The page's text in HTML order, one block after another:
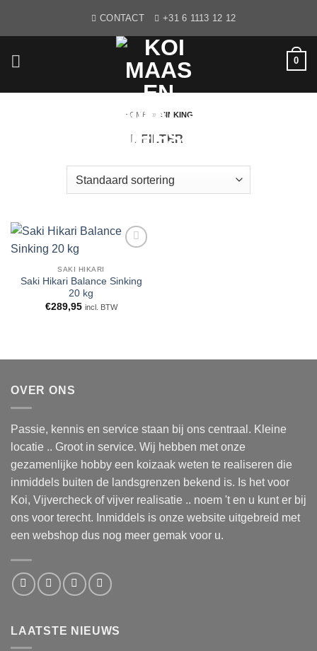
CONTACT +31 6 1113 12 12
0
HOME » SINKING
FILTER
SAKI HIKARI
Saki Hikari Balance Sinking
20 kg
€289,95 incl. BTW
OVER ONS
Passie, kennis en service staan bij ons centraal. Kleine
locatie .. Groot in service. Wij hebben met onze
gezamenlijke hobby een koizaak weten te realiseren die
inmiddels buiten de landsgrenzen bekend is. Is het voor
Koi, Vijvercheck of vijver realisatie .. noem 't en u kunt er bij
ons voor terecht. Inmiddels is onze website uitgebreid met
een webshop dus nog meer gemak voor u.
LAATSTE NIEUWS